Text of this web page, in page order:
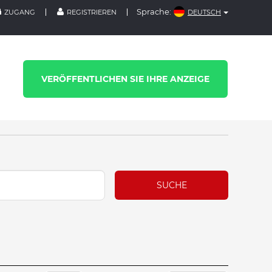
Sprache: DEUTSCH
ZUGANG REGISTRIEREN
VERÖFFENTLICHEN SIE IHRE ANZEIGE
SUCHE